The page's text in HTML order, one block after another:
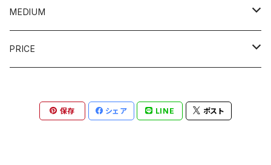
YOSUKE AMEMIYA / 雨宮庸介
KOREHIKO HINO / 日野之彦
JUMBO SUZUKI / ジャンボスズキ
MEDIUM
painting / 絵画
sculpture / 彫刻
PRICE
~100,000JPY
保存 シェア LINE ポスト